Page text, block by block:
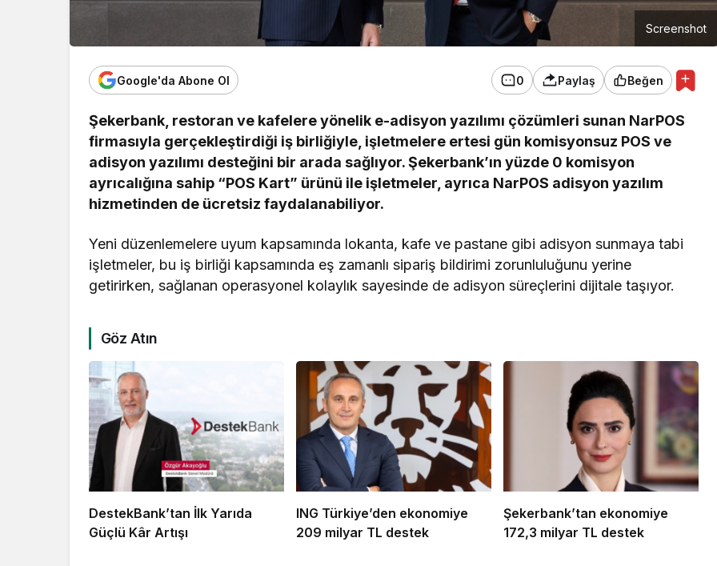
Screenshot
Google'da Abone Ol 0 Paylaş Beğen
Şekerbank, restoran ve kafelere yönelik e-adisyon yazılımı çözümleri sunan NarPOS
firmasıyla gerçekleştirdiği iş birliğiyle, işletmelere ertesi gün komisyonsuz POS ve
adisyon yazılımı desteğini bir arada sağlıyor. Şekerbank’ın yüzde 0 komisyon
ayrıcalığına sahip “POS Kart” ürünü ile işletmeler, ayrıca NarPOS adisyon yazılım
hizmetinden de ücretsiz faydalanabiliyor.
Yeni düzenlemelere uyum kapsamında lokanta, kafe ve pastane gibi adisyon sunmaya tabi
işletmeler, bu iş birliği kapsamında eş zamanlı sipariş bildirimi zorunluluğunu yerine
getirirken, sağlanan operasyonel kolaylık sayesinde de adisyon süreçlerini dijitale taşıyor.
Göz Atın
DestekBank’tan İlk Yarıda
Güçlü Kâr Artışı
ING Türkiye’den ekonomiye
209 milyar TL destek
Şekerbank’tan ekonomiye
172,3 milyar TL destek